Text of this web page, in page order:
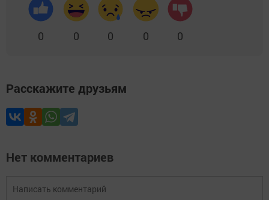
0 0 0 0 0
Расскажите друзьям
Нет комментариев